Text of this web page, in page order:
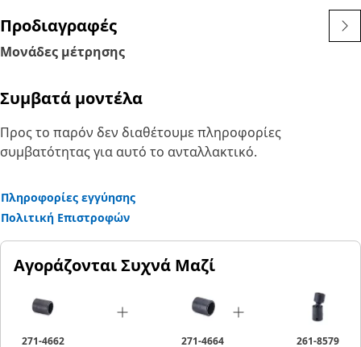
• Shallow length
• 3/8 inch square drive
• Black oxide finish
Προδιαγραφές
Μονάδες μέτρησης
Συμβατά μοντέλα
Προς το παρόν δεν διαθέτουμε πληροφορίες
συμβατότητας για αυτό το ανταλλακτικό.
Πληροφορίες εγγύησης
Πολιτική Επιστροφών
Αγοράζονται Συχνά Μαζί
271-4662 271-4664 261-8579